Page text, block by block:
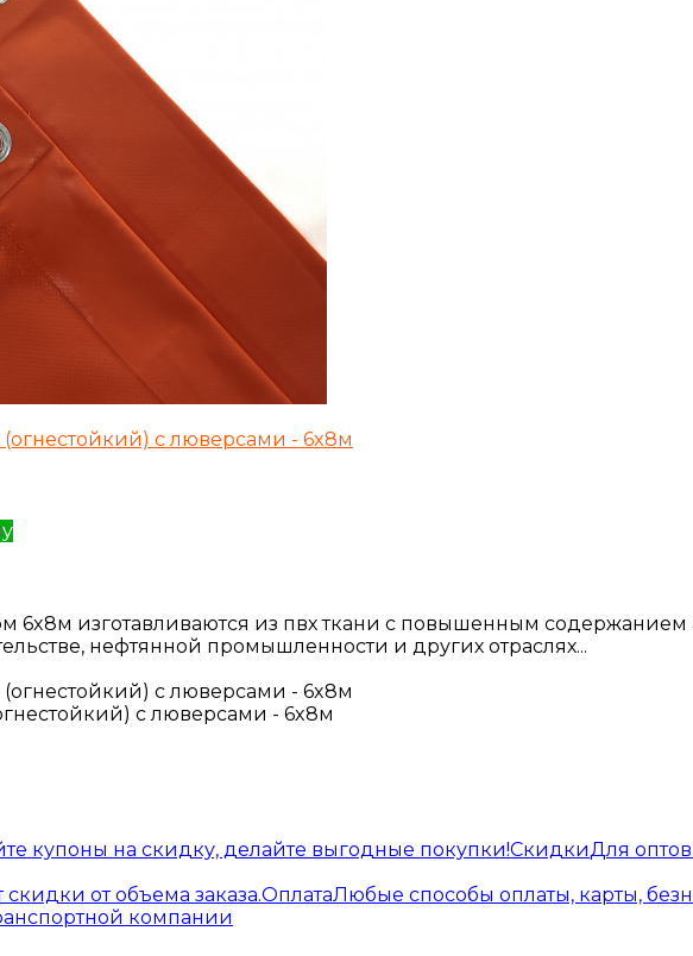
6x8м изготавливаются из пвх ткани с повышенным
нефтянной промышленности и других отраслях...
с люверсами - 6x8м
купоны на скидку, делайте выгодные покупки!СкидкиДля
от объема заказа.ОплатаЛюбые способы оплаты, карты,
компании